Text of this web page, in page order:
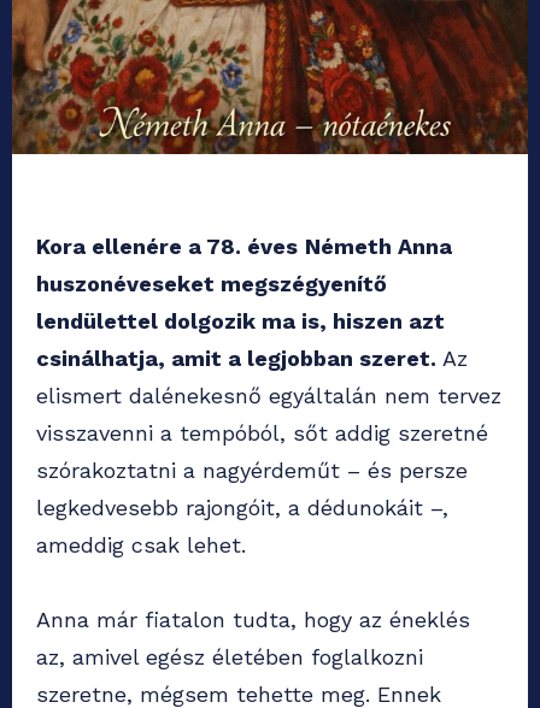
Kora ellenére a 78. éves Németh Anna
huszonéveseket megszégyenítő
lendülettel dolgozik ma is, hiszen azt
csinálhatja, amit a legjobban szeret. Az
elismert dalénekesnő egyáltalán nem tervez
visszavenni a tempóból, sőt addig szeretné
szórakoztatni a nagyérdeműt – és persze
legkedvesebb rajongóit, a dédunokáit –,
ameddig csak lehet.
Anna már fiatalon tudta, hogy az éneklés
az, amivel egész életében foglalkozni
szeretne, mégsem tehette meg. Ennek